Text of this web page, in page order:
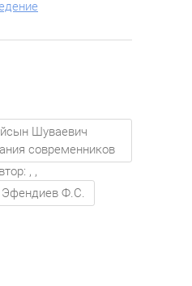
Шуваевич
современников
,
Эфендиев Ф.С.
,